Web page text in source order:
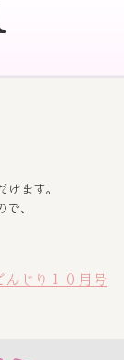
けます。
、
んじり１０月号